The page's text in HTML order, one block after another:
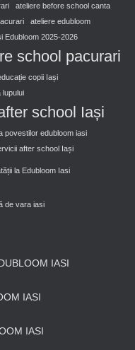
ateliere before school canta
ateliere edubloom
Edubloom 2025-2026
school pacurari
copii Iași
lupului
school Iași
povestilor edubloom iasi
after school Iași
la Edubloom Iasi
de vara iasi
IASI
IASI
IASI